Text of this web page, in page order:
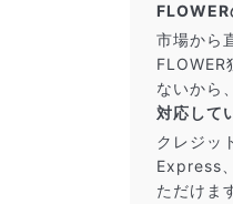
FLOWER
市場から
FLOWER
ないから
対応して
クレジッ
Express
ただけま